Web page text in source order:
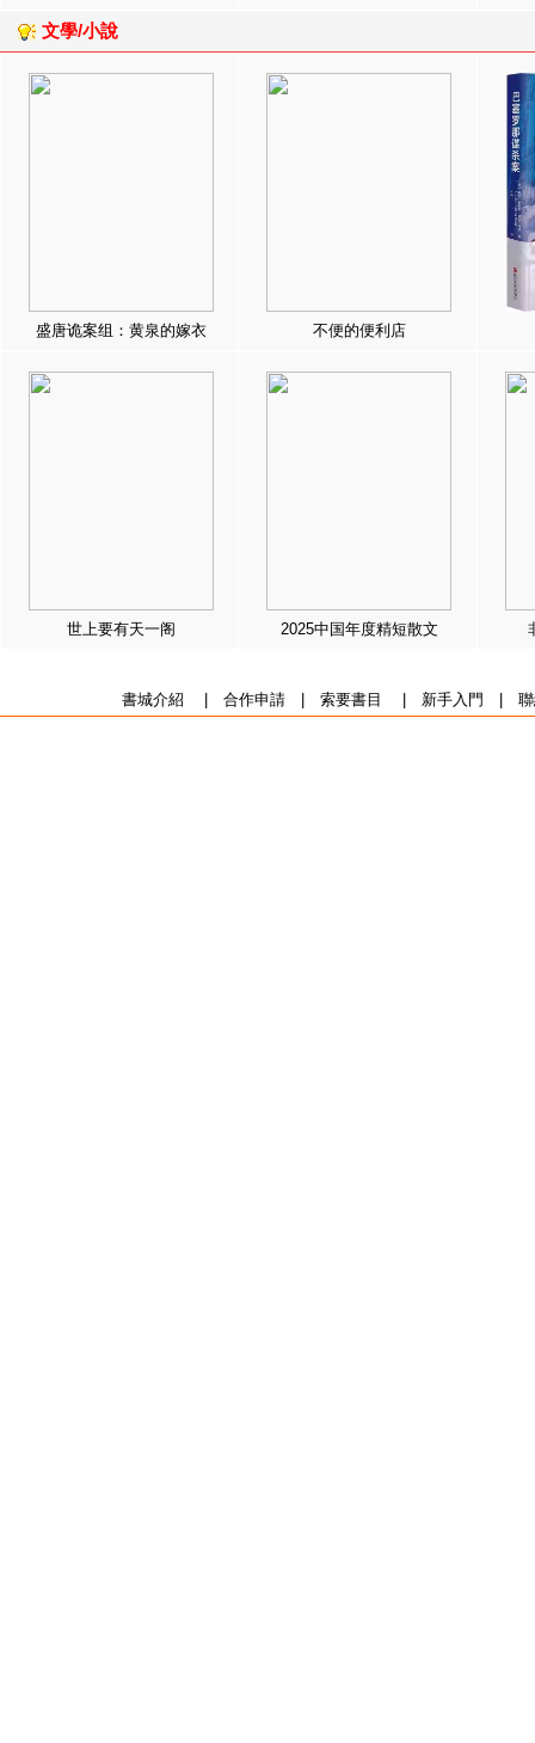
文學/小說
盛唐诡案组：黄泉的嫁衣 不便的便利店
世上要有天一阁 2025中国年度精短散文
書城介紹 合作申請| 索要書目 新手入門